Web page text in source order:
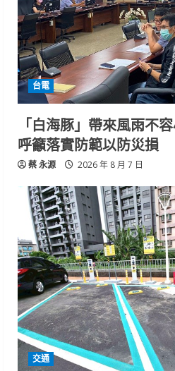
台電
「白海豚」帶來風雨不
呼籲落實防範以防災損
蔡 永源 2026 年 8 月 7 日
交通